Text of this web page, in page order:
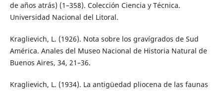
de años atrás) (1–358). Colección Ciencia y Técnica.
Universidad Nacional del Litoral.
Kraglievich, L. (1926). Nota sobre los gravígrados de Sud
América. Anales del Museo Nacional de Historia Natural de
Buenos Aires, 34, 21–36.
Kraglievich, L. (1934). La antigüedad pliocena de las faunas